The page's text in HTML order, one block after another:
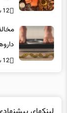
12 ساعت پیش
12 ساعت پیش